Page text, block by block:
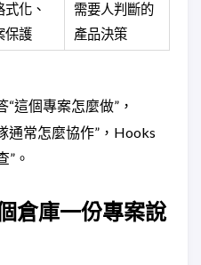
化、
保護
需要人判斷的
產品決策
“這個專案怎麼做”，
通常怎麼協作”，Hooks
”。
倉庫一份專案說